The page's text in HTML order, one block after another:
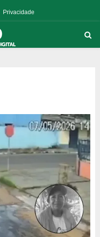
Privacidade